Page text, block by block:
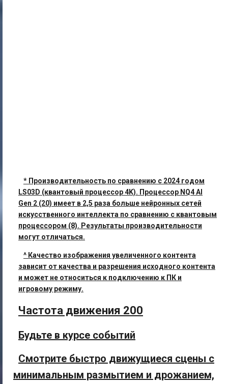
* Производительность по сравнению с 2024 годом
LS03D (квантовый процессор 4K). Процессор NQ4 AI
Gen 2 (20) имеет в 2,5 раза больше нейронных сетей
искусственного интеллекта по сравнению с квантовым
процессором (8). Результаты производительности
могут отличаться.
^ Качество изображения увеличенного контента
зависит от качества и разрешения исходного контента
и может не относиться к подключению к ПК и
игровому режиму.
Частота движения 200
Будьте в курсе событий
Смотрите быстро движущиеся сцены с
минимальным размытием и дрожанием,